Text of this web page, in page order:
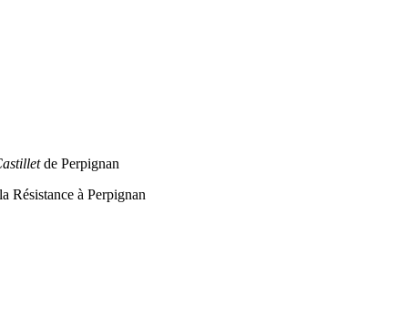
de Perpignan
Résistance à Perpignan